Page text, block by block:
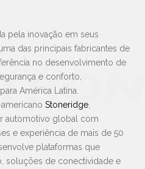
pela inovação em seus
das principais fabricantes de
no desenvolvimento de
e conforto,
América Latina.
Stoneridge
automotivo global com
e experiência de mais de 50
plataformas que
soluções de conectividade e